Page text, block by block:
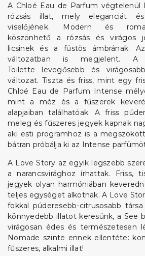
A Chloé Eau de Parfum végtelenül
rózsás illat, mely eleganciát
viselőjének. Modern és
köszönhető a rózsás és virágos
licsinek és a füstös ámbrának.
változatban is megjelent.
Toilette levegősebb és
változat. Tiszta és friss, mint egy
Chloé Eau de Parfum Intense
mint a méz és a fűszerek
alapjaiban találhatóak. A friss
meleg és fűszeres jegyek kapnak
aki esti programhoz is a
bátran próbálja ki az Intense
A Love Story az egyik legszebb
a narancsvirághoz írhattak. Friss,
jegyek olyan harmóniában
teljes egységet alkotnak. A Love
fokkal púderesebb-citrusosabb
könnyedebb illatot keresünk, a See
virágosan édes és természetesen
Nomade szinte ennek ellentéte:
fűszeres, alkalmi illat!